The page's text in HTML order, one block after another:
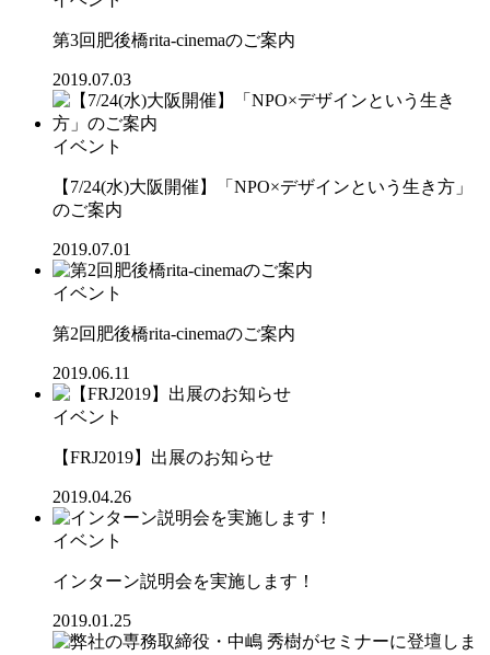
第3回肥後橋rita-cinemaのご案内
2019.07.03
イベント
【7/24(水)大阪開催】「NPO×デザインという生き方」
のご案内
2019.07.01
イベント
第2回肥後橋rita-cinemaのご案内
2019.06.11
イベント
【FRJ2019】出展のお知らせ
2019.04.26
イベント
インターン説明会を実施します！
2019.01.25